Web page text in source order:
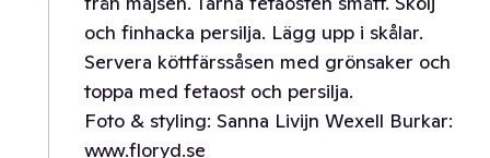
och finhacka persilja. Lägg upp i skålar.
Servera köttfärssåsen med grönsaker och
toppa med fetaost och persilja.
Foto & styling: Sanna Livijn Wexell Burkar:
www.floryd.se